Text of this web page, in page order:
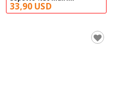
33,90 USD